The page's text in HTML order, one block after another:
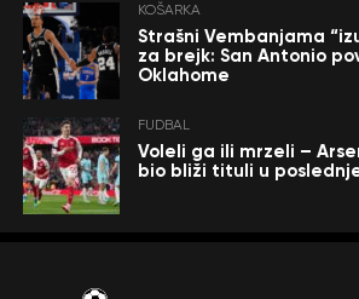
KOŠARKA
Strašni Vembanjama
za brejk: San Antonio
Oklahome
FUDBAL
Voleli ga ili mrzeli –
bio bliži tituli u